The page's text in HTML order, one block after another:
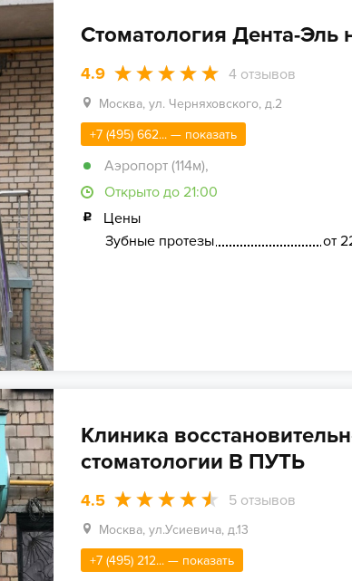
Стоматология Дента-Эль
4.9 4отзывов
Москва, ул. Черняховского, д.2
+7 (495) 662... — показать
Аэропорт (114м),
Открыто до 21:00
Цены
Зубные протезы
от
Клиника
стоматологии В ПУТЬ
4.5 5отзывов
Москва, ул.Усиевича, д.13
+7 (495) 212... — показать